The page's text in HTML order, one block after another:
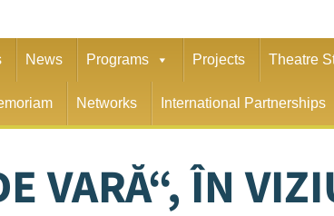
News Programs Projects Theatre
Networks International Partnerships
VARĂ“, ÎN